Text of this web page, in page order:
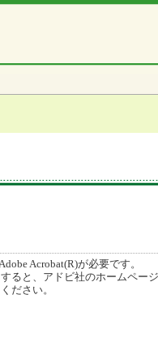
Acrobat(R)が必要です。
ると、アドビ社のホームペー
ださい。